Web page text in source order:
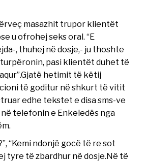
masazhit trupor klientët
u ofrohej seks oral. “E
, thuhej në dosje,- ju thoshte
turpëronin, pasi klientët duhet të
hetimit të këtij
të goditur në shkurt të vitit
edhe tekstet e disa sms-ve
telefonin e Enkeledës nga
“Kemi ndonjë gocë të re sot
tyre të zbardhur në dosje.Në të